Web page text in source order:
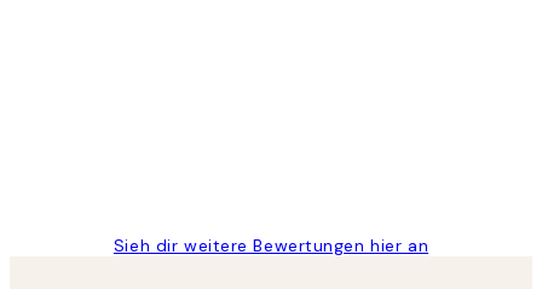
Sieh dir weitere Bewertungen hier an